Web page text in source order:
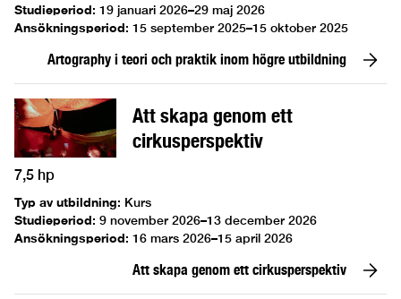
Studieperiod: 19 januari 2026–29 maj 2026
Ansökningsperiod: 15 september 2025–15 oktober 2025
Artography i teori och praktik inom högre utbildning
Att skapa genom ett
cirkusperspektiv
7,5 hp
Typ av utbildning: Kurs
Studieperiod: 9 november 2026–13 december 2026
Ansökningsperiod: 16 mars 2026–15 april 2026
Att skapa genom ett cirkusperspektiv